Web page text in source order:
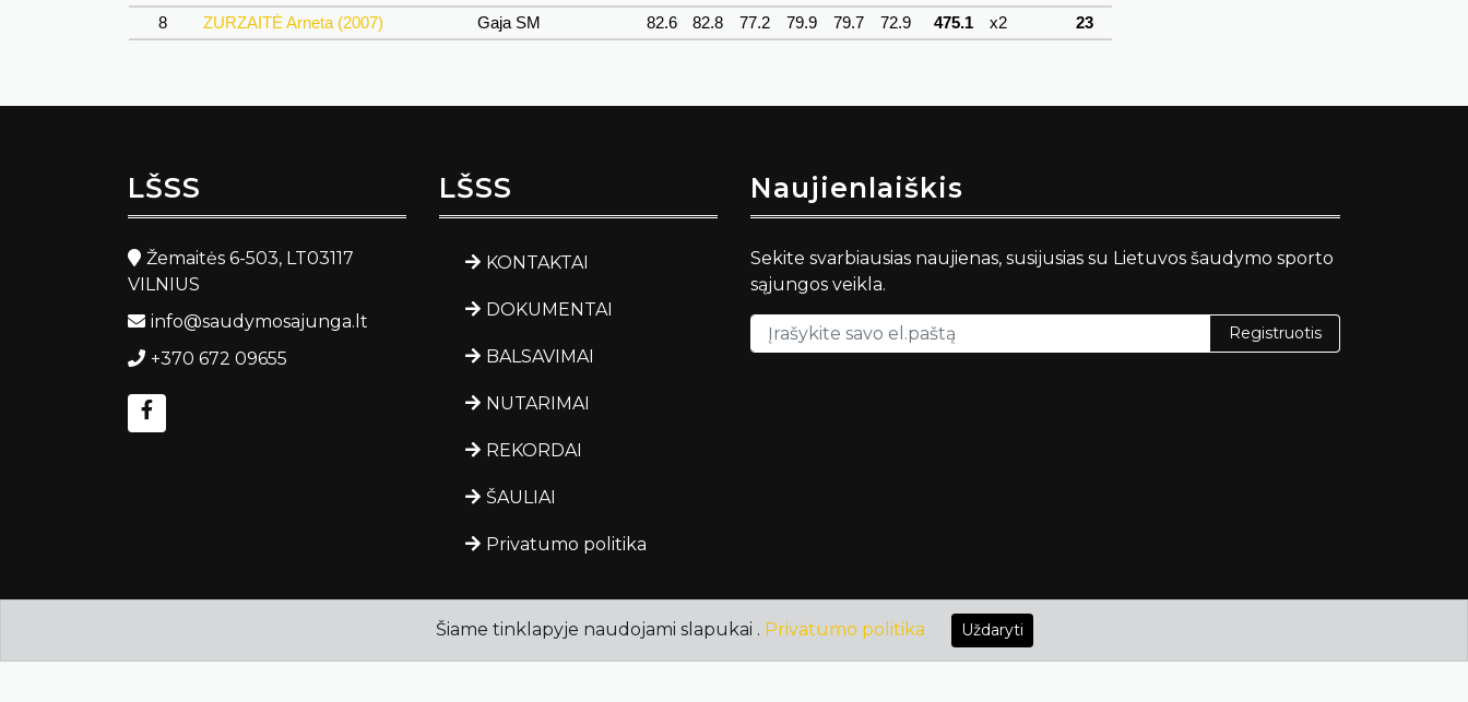
8
ZURZAITĖ Arneta (2007) Gaja SM 82.6 82.8 77.2 79.9 79.7 72.9 475.1 x2 23
LŠSS
Žemaitės 6-503, LT03117
VILNIUS
info@saudymosajunga.lt
+370 672 09655
LŠSS
KONTAKTAI
DOKUMENTAI
BALSAVIMAI
NUTARIMAI
REKORDAI
ŠAULIAI
Privatumo politika
Naujienlaiškis
Sekite svarbiausias naujienas, susijusias su Lietuvos šaudymo sporto
sąjungos veikla.
Registruotis
Autorinės teisės ©saudymosajunga.lt. GrafikaHTML Codex
Šiame tinklapyje naudojami slapukai . Privatumo politika Uždaryti